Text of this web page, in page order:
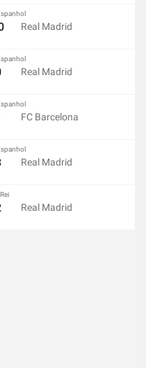
Real Madrid
Real Madrid
FC Barcelona
Real Madrid
Real Madrid